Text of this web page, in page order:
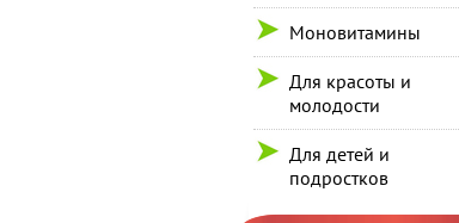
Моновитамины
Для красоты и
молодости
Для детей и
подростков